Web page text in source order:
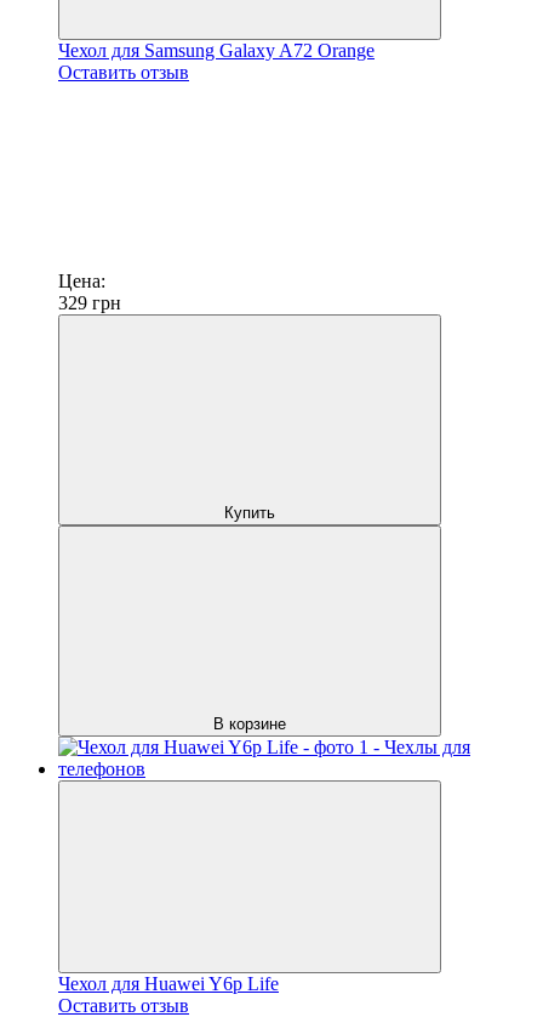
Чехол для Samsung Galaxy A72 Orange
Оставить отзыв
Цена:
329 грн
Купить
В корзине
Чехол для Huawei Y6p Life
Оставить отзыв